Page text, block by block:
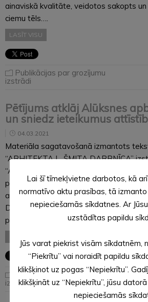
ainaviskā kvalitāte, veidotos sakopts
ciemu tēls….
LASĪT VISU
Publikācijas par grozījumu
izstrādi
Pētījums atklāj Alūksnes
un sniedz ieteikumus
04.03.2021
Materiāla sagatavošanā izmantots
“ARHITEKTA L. ŠMITA DARBNĪCA”
“Alūksnes pilsētas vēsturiskā centra un
pilsētvides apbūves arhitektoniskā
attīstības ieteikumi”. SIA “ARHITEKTA
DARBNĪCA” veikto pētījumu Alūksnes
pielietos teritorijas izmantošanas…
Publikācijas par grozījumu
izstrādi
Lai šī tīmekļvietne darbotos, kā
normatīvo aktu prasības, tā
nepieciešamās sīkdatnes. Ar
uzstādītas papildu
Jūs varat piekrist visām sīkdatnēm,
“Piekrītu” vai noraidīt papildu
klikšķinot uz pogas “Nepiekrītu”.
klikšķināt uz “Nepiekrītu”, jūsu
nepieciešamās